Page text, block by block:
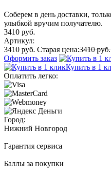
Соберем в день доставки,
улыбкой вручим получателю.
3410 руб.
Артикул:
3410 руб. Старая цена:3410 руб.
Оформить заказ
Купить в 1
Оплатить легко:
Город:
Нижний Новгород
Гарантия сервиса
Баллы за покупки